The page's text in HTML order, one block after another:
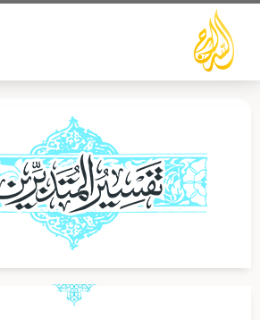
تخطي
المحتوى